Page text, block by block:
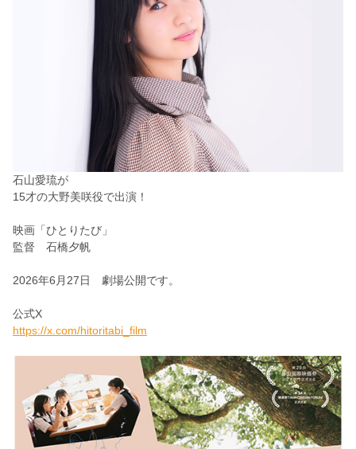
石山愛琉が
15才の大野美咲役で出演！
映画「ひとりたび」
監督 石橋夕帆
2026年6月27日 劇場公開です。
公式X
https://x.com/hitoritabi_film